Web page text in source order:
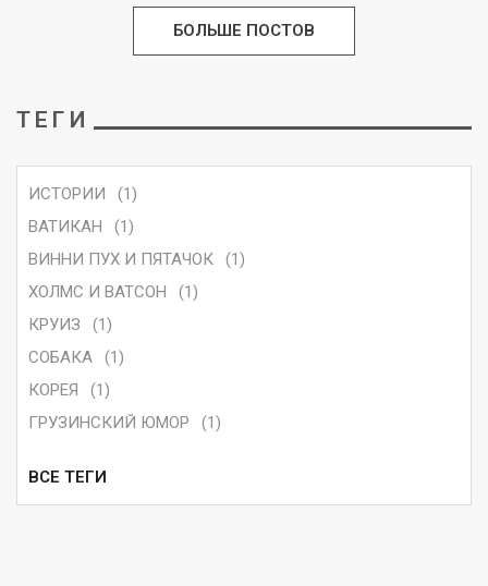
БОЛЬШЕ ПОСТОВ
ТЕГИ
ИСТОРИИ
(1)
ВАТИКАН
(1)
ВИННИ ПУХ И ПЯТАЧОК
(1)
ХОЛМС И ВАТСОН
(1)
КРУИЗ
(1)
СОБАКА
(1)
КОРЕЯ
(1)
ГРУЗИНСКИЙ ЮМОР
(1)
ВСЕ ТЕГИ